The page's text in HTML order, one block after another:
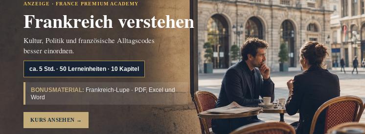
ANZEIGE · FRANCE PREMIUM ACADEMY
Frankreich verstehen
Kultur, Politik und französische Alltagscodes
besser einordnen.
ca. 5 Std. · 50 Lerneinheiten · 10 Kapitel
BONUSMATERIAL: Frankreich-Lupe · PDF, Excel und
Word
KURS ANSEHEN →